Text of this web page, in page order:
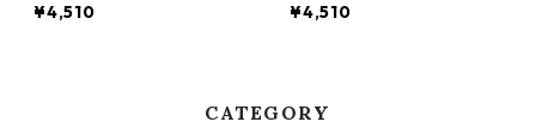
¥4,510
¥4,510
CATEGORY